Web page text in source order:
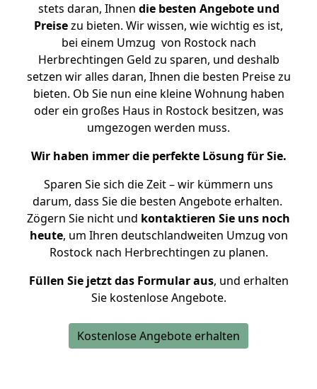
stets daran, Ihnen die besten Angebote und
Preisezu bieten. Wir wissen, wie wichtig es ist,
bei einem Umzug von Rostock nach
Herbrechtingen Geld zu sparen, und deshalb
setzen wir alles daran, Ihnen die besten Preise zu
bieten. Ob Sie nun eine kleine Wohnung haben
oder ein großes Haus in Rostock besitzen, was
umgezogen werden muss.
Wir haben immer die perfekte Lösung für Sie.
Sparen Sie sich die Zeit – wir kümmern uns
darum, dass Sie die besten Angebote erhalten.
Zögern Sie nicht und kontaktieren Sie uns noch
heute, um Ihren deutschlandweiten Umzug von
Rostock nach Herbrechtingen zu planen.
Füllen Sie jetzt das Formular aus, und erhalten
Sie kostenlose Angebote.
Kostenlose Angebote erhalten